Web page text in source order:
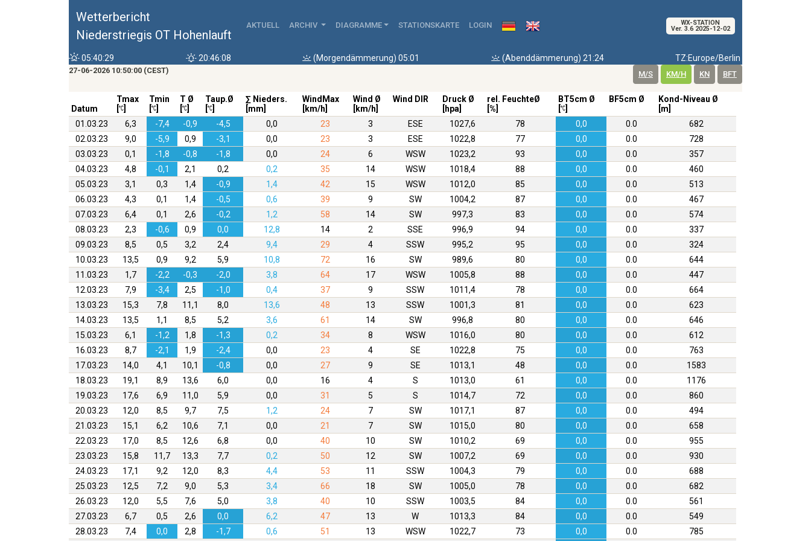
Wetterbericht
Niederstriegis OT Hohenlauft
AKTUELL ARCHIV DIAGRAMME STATIONSKARTE LOGIN WX-STATION
Ver. 3.6 2025-12-02
05:40:29 20:46:08 (Morgendämmerung) 05:01 (Abenddämmerung) 21:24 TZ:Europe/Berlin
27-06-2026 10:50:00 (CEST) M/S KM/H KN BFT
Datum
Tmax
Tmin
T Ø
Taup.Ø
∑ Nieders.
[mm]
WindMax
[km/h]
Wind Ø
[km/h]
Wind DIR
Druck Ø
[hpa]
rel. FeuchteØ
[%]
BT5cm Ø
BF5cm Ø
Kond-Niveau Ø
[m]
01.03.23
6,3 -7,4 -0,9 -4,5 0,0 23 3 ESE 1027,6 78 0,0 0.0
682
02.03.23
9,0 -5,9 0,9 -3,1 0,0 23 3 ESE 1022,8 77 0,0 0.0
728
03.03.23
0,1 -1,8 -0,8 -1,8 0,0 24 6 WSW 1023,2 93 0,0 0.0
357
04.03.23
4,8 -0,1 2,1 0,2 0,2 35 14 WSW 1018,4 88 0,0 0.0
460
05.03.23
3,1 0,3 1,4 -0,9 1,4 42 15 WSW 1012,0 85 0,0 0.0
513
06.03.23
4,3 0,1 1,4 -0,5 0,6 39 9 SW 1004,2 87 0,0 0.0
467
07.03.23
6,4 0,1 2,6 -0,2 1,2 58 14 SW 997,3 83 0,0 0.0
574
08.03.23
2,3 -0,6 0,9 0,0 12,8 14 2 SSE 996,9 94 0,0 0.0
337
09.03.23
8,5 0,5 3,2 2,4 9,4 29 4 SSW 995,2 95 0,0 0.0
324
10.03.23
13,5 0,9 9,2 5,9 10,8 72 16 SW 989,6 80 0,0 0.0
644
11.03.23
1,7 -2,2 -0,3 -2,0 3,8 64 17 WSW 1005,8 88 0,0 0.0
447
12.03.23
7,9 -3,4 2,5 -1,0 0,4 37 9 SSW 1011,4 78 0,0 0.0
664
13.03.23
15,3 7,8 11,1 8,0 13,6 48 13 SSW 1001,3 81 0,0 0.0
623
14.03.23
13,5 1,1 8,5 5,2 3,6 61 14 SW 996,8 80 0,0 0.0
646
15.03.23
6,1 -1,2 1,8 -1,3 0,2 34 8 WSW 1016,0 80 0,0 0.0
612
16.03.23
8,7 -2,1 1,9 -2,4 0,0 23 4 SE 1022,8 75 0,0 0.0
763
17.03.23
14,0 4,1 10,1 -0,8 0,0 27 9 SE 1013,1 48 0,0 0.0
1583
18.03.23
19,1 8,9 13,6 6,0 0,0 16 4 S 1013,0 61 0,0 0.0
1176
19.03.23
17,6 6,9 11,0 5,9 0,0 31 5 S 1014,7 72 0,0 0.0
860
20.03.23
12,0 8,5 9,7 7,5 1,2 24 7 SW 1017,1 87 0,0 0.0
494
21.03.23
15,1 6,2 10,6 7,1 0,0 21 7 SW 1015,0 80 0,0 0.0
658
22.03.23
17,0 8,5 12,6 6,8 0,0 40 10 SW 1010,2 69 0,0 0.0
955
23.03.23
15,8 11,7 13,3 7,7 0,2 50 12 SW 1007,2 69 0,0 0.0
930
24.03.23
17,1 9,2 12,0 8,3 4,4 53 11 SSW 1004,3 79 0,0 0.0
688
25.03.23
12,5 7,2 9,0 5,3 3,4 66 18 SW 1005,0 78 0,0 0.0
682
26.03.23
12,0 5,5 7,6 5,0 3,8 40 10 SSW 1003,5 84 0,0 0.0
561
27.03.23
6,7 0,5 2,6 0,0 6,2 47 13 W 1013,3 84 0,0 0.0
549
28.03.23
7,4 0,0 2,8 -1,7 0,6 51 13 WSW 1022,7 73 0,0 0.0 785